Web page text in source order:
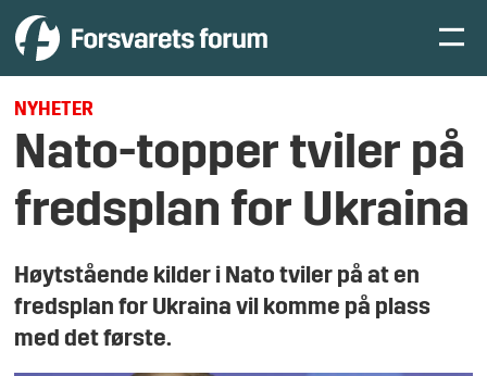
NYHETER
Nato-topper tviler på
fredsplan for Ukraina
Høytstående kilder i Nato tviler på at en
fredsplan for Ukraina vil komme på plass
med det første.